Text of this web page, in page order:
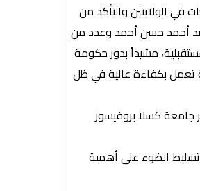
في الولايتين والتأكد من
محمد أحمد حسن أحمد وعدد من
مشيداً بدور حكومة
تعمل بكفاءة عالية في ظل
جامعة كسلا بروفيسور
تسليط الضوء على أهمية